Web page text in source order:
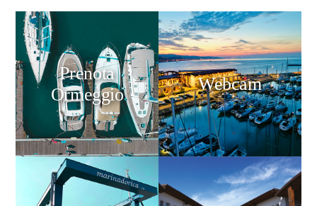
Prenota
Ormeggio
Webcam